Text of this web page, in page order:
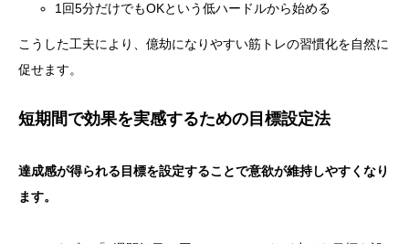
1回5分だけでもOKという低ハードルから始める
こうした工夫により、億劫になりやすい筋トレの習慣化を自然に
促せます。
短期間で効果を実感するための目標設定法
達成感が得られる目標を設定することで意欲が維持しやすくなり
ます。